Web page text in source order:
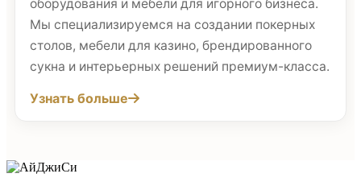
оборудования и мебели для игорного бизнеса.
Мы специализируемся на создании покерных
столов, мебели для казино, брендированного
сукна и интерьерных решений премиум-класса.
Узнать больше